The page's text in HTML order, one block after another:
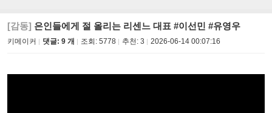
[감동] 은인들에게 절 올리는 리센느 대표 #이선민 #유영우
키메이커 댓글: 9 개 조회: 5778 추천: 3 2026-06-14 00:07:16